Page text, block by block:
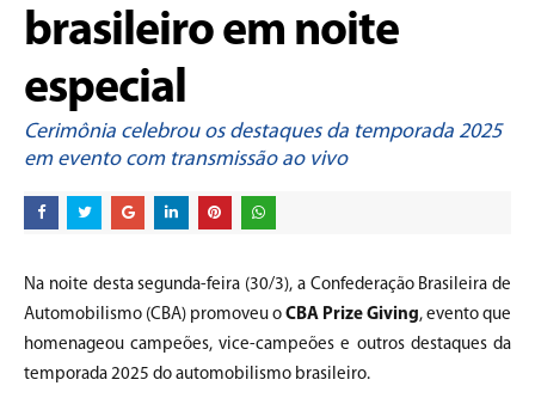
brasileiro em noite
especial
Cerimônia celebrou os destaques da temporada 2025
em evento com transmissão ao vivo
Na noite desta segunda-feira (30/3), a Confederação Brasileira de
Automobilismo (CBA) promoveu o CBA Prize Giving, evento que
homenageou campeões, vice-campeões e outros destaques da
temporada 2025 do automobilismo brasileiro.